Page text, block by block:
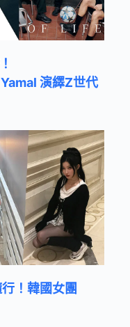
演繹Z世代
！韓國女團